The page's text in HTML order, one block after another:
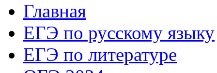
Главная
ЕГЭ по русскому языку
ЕГЭ по литературе